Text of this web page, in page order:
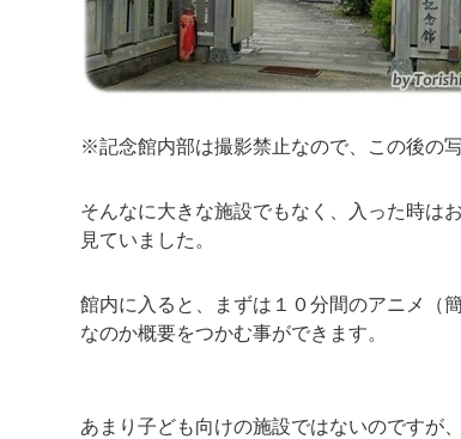
※記念館内部は撮影禁止なので、この後の
そんなに大きな施設でもなく、入った時は
見ていました。
館内に入ると、まずは１０分間のアニメ（
なのか概要をつかむ事ができます。
あまり子ども向けの施設ではないのですが